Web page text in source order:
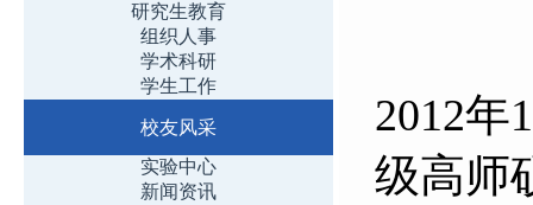
研究生教育
组织人事
学术科研
学生工作
校友风采
实验中心
新闻资讯
2012年
级高师